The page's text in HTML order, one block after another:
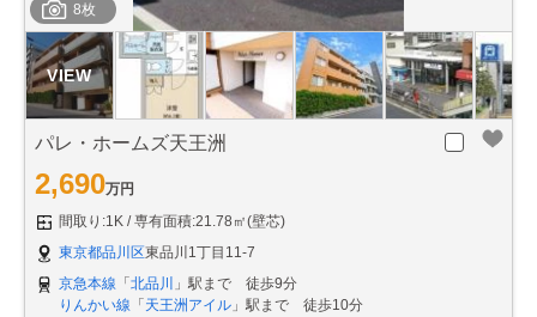
8枚
パレ・ホームズ天王洲
2,690万円
間取り:1K
専有面積:21.78㎡(壁芯)
東京都品川区東品川1丁目11-7
京急本線 「 北品川
」駅まで 徒歩9分
りんかい線 「 天王洲アイル 」駅まで 徒歩10分